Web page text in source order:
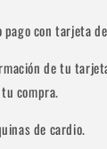
con tarjeta
de tu
compra.
de cardio.